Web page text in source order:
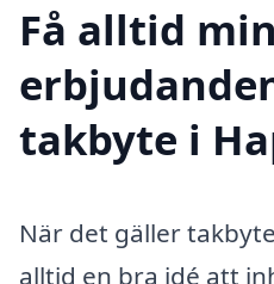
Få alltid
takbyte i
När det gäller
alltid en bra idé att